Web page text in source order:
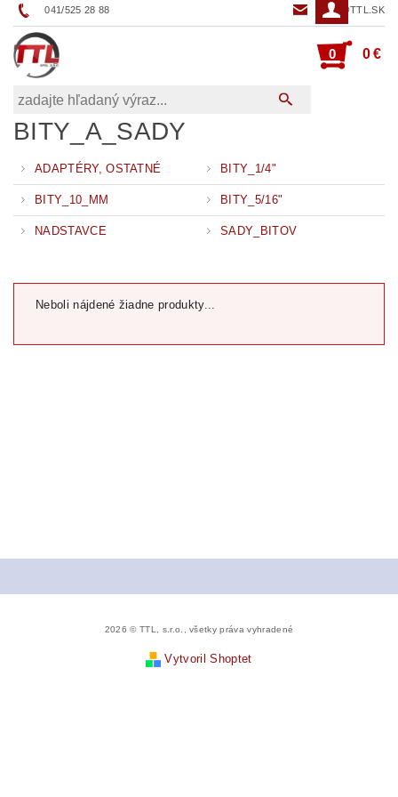
041/525 28 88 TTL@TTL.SK
0 0 €
BITY_A_SADY
ADAPTÉRY, OSTATNÉ BITY_1/4"
BITY_10_MM BITY_5/16"
NADSTAVCE SADY_BITOV
Neboli nájdené žiadne produkty...
2026 © TTL, s.r.o., všetky práva vyhradené
Vytvoril Shoptet